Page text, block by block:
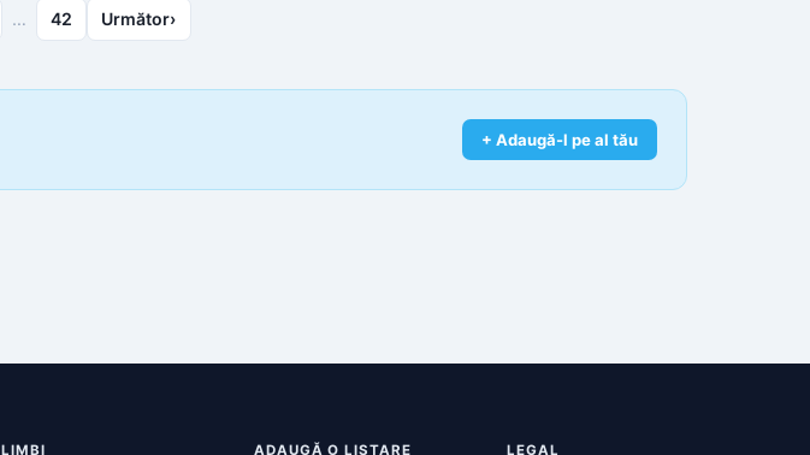
… 42 Următor›
+ Adaugă-l pe al tău
LIMBI ADAUGĂ O LISTARE LEGAL